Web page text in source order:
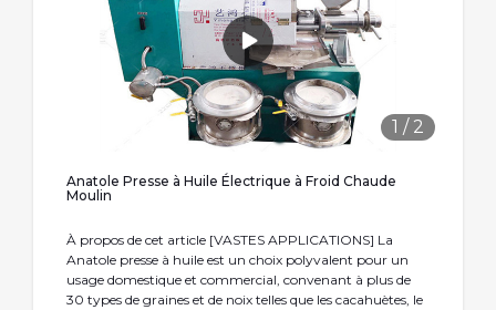
1 / 2
Anatole Presse à Huile Électrique à Froid Chaude
Moulin
À propos de cet article [VASTES APPLICATIONS] La
Anatole presse à huile est un choix polyvalent pour un
usage domestique et commercial, convenant à plus de
30 types de graines et de noix telles que les cacahuètes, le